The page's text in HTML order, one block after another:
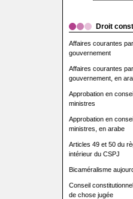
Droit
Affaires courantes
gouvernement
Affaires courantes
gouvernement, en
Approbation en
ministres
Approbation en
ministres, en arabe
Articles 49 et 50 du
intérieur du CSPJ
Bicaméralisme
Conseil
de chose jugée